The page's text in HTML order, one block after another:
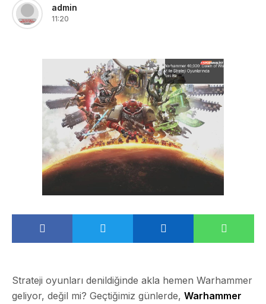
admin
11:20
Strateji oyunları denildiğinde akla hemen Warhammer
geliyor, değil mi? Geçtiğimiz günlerde, Warhammer